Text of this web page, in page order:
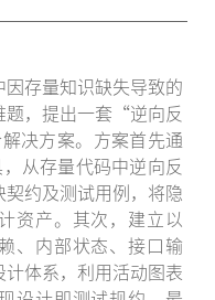
存量知识缺失导致的
题，提出一套“逆向反
决方案。方案首先通
从存量代码中逆向反
约及测试用例，将隐
资产。其次，建立以
、内部状态、接口输
体系，利用活动图表